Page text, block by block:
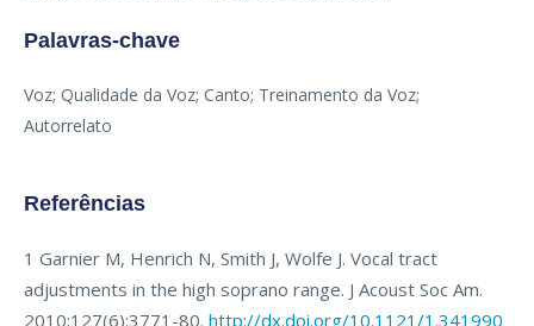
Palavras-chave
Voz; Qualidade da Voz; Canto; Treinamento da Voz;
Autorrelato
Referências
1 Garnier M, Henrich N, Smith J, Wolfe J. Vocal tract
adjustments in the high soprano range. J Acoust Soc Am.
2010;127(6):3771-80. http://dx.doi.org/10.1121/1.341990